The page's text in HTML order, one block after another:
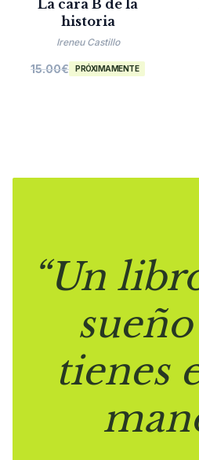
La cara B de la
historia
Ireneu Castillo
15.00€ PRÓXIMAMENTE
“Un
tienes